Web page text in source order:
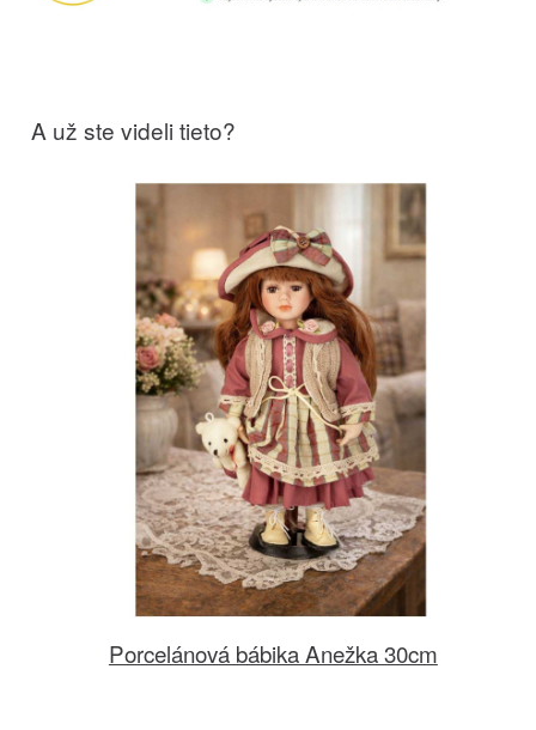
A už ste videli tieto?
Porcelánová bábika Anežka 30cm